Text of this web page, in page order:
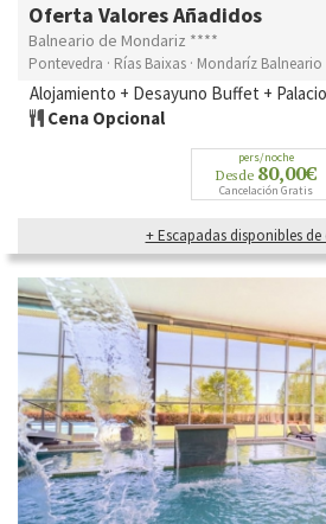
Oferta Valores Añadidos
Balneario de Mondariz ****
Pontevedra · Rías Baixas · Mondaríz Balneario
Alojamiento + Desayuno Buffet +
Cena Opcional
pers/noche
Desde 80,00€
Cancelación Gratis
+ Escapadas disponibles de